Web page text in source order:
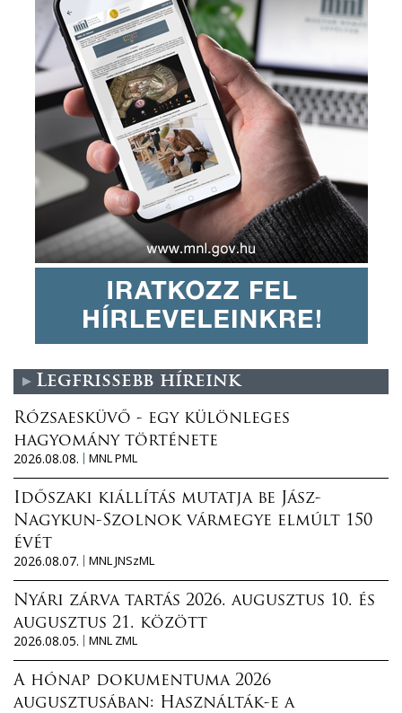
Legfrissebb híreink
Rózsaesküvő - egy különleges
hagyomány története
2026.08.08.
MNL PML
Időszaki kiállítás mutatja be Jász-
Nagykun-Szolnok vármegye elmúlt 150
évét
2026.08.07.
MNL JNSzML
Nyári zárva tartás 2026. augusztus 10. és
augusztus 21. között
2026.08.05.
MNL ZML
A hónap dokumentuma 2026
augusztusában: Használták-e a